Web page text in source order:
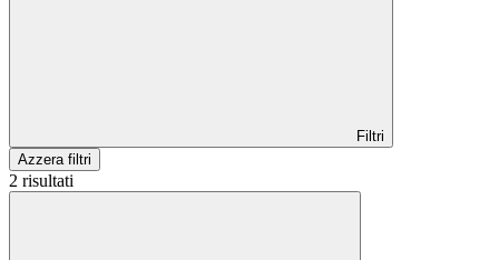
Filtri
Azzera filtri
2 risultati